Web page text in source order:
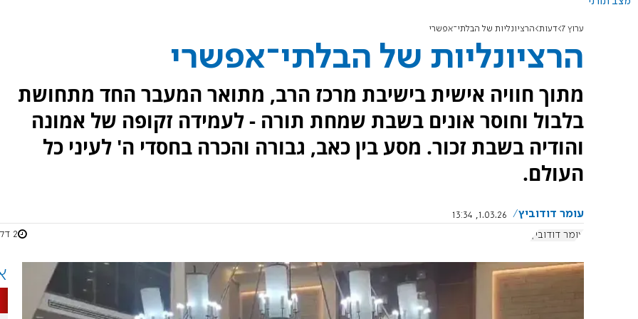
ערוץ 7 דעות הרציונליות של הבלתי־אפשרי
הרציונליות של הבלתי־אפשרי
מתוך חוויה אישית בישיבת מרכז הרב, מתואר המעבר החד מתחושת
בלבול וחוסר אונים בשבת שמחת תורה - לעמידה זקופה של אמונה
והודיה בשבת זכור. מסע בין כאב, גבורה והכרה בחסדי ה' לעיני כל
העולם.
עומר דודוביץ
1.03.26, 13:34
עומר דודוביץ
2 דקות